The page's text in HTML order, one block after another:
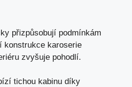
přizpůsobují podmínkám
konstrukce karoserie
zvyšuje pohodlí.
tichou kabinu díky